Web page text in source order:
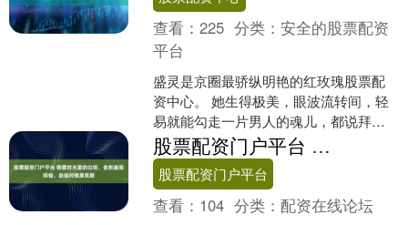
查看：225 分类：安全的股票配资
平台
盛灵是京圈最骄纵明艳的红玫瑰股票配
资中心。 她生得极美，眼波流转间，轻
易就能勾走一片男人的魂儿，都说拜倒
在她石榴裙下的男人能从二环排到五
环，可她盛大小姐连眼皮都....
股票配资门户平台 隐匿时光里的白斑，告别遮瑕烦恼，自信对镜展笑颜
股票配资门户平台
查看： 104 分类：配资在线论坛